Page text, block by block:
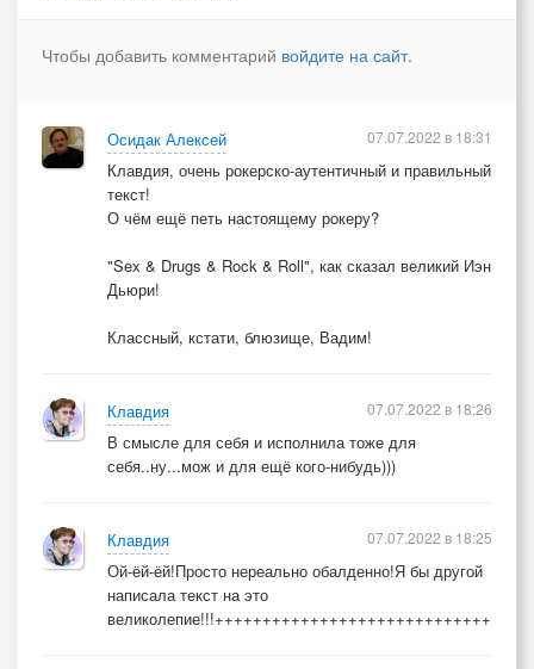
Чтобы добавить комментарий войдите на сайт.
Осидак Алексей
Клавдия, очень рокерско-аутентичный и правильный
текст!
О чём ещё петь настоящему рокеру?
"Sex & Drugs & Rock & Roll", как сказал великий Иэн
Дьюри!
Классный, кстати, блюзище, Вадим!
07.07.2022 в 18:31
Клавдия
В смысле для себя и исполнила тоже для
себя..ну...мож и для ещё кого-нибудь)))
07.07.2022 в 18:26
Клавдия
Ой-ёй-ёй!Просто нереально обалденно!Я бы другой
написала текст на это
великолепие!!!+++++++++++++++++++++++++++++
07.07.2022 в 18:25